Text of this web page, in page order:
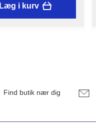
Læg i kurv
Find butik nær dig